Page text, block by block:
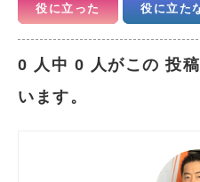
役に立った 役に立た
0 人中 0 人がこの 投
います。